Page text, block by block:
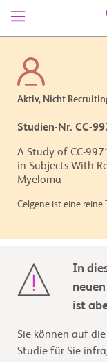
Aktiv, Nicht
Studien-Nr. CC-
A Study of CC-
in Subjects With
Myeloma
Celgene ist eine reine
In
ist
Sie können auf
Studie für Sie